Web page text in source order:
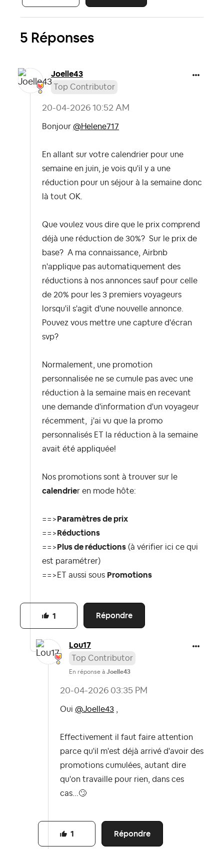
5 Réponses
Joelle43
Top Contributor
‎20-04-2026 10:52 AM
Bonjour @Helene717
En allant sur votre calendrier pour une
semaine en juin, je vois qu'il y a une
réduction pour un séjour à la semaine donc
là tout OK.
Que voulez vous dire que le prix comprend
déjà une réduction de 30%? Sur le prix de
base? A ma connaissance, Airbnb
n'applique pas automatiquement des
réductions à nos annonces sauf pour celle
de 20% pour les 3 premiers voyageurs
lorsqu'il s'agit d'une nouvelle annonce.
Pouvez vous mettre une capture d'écran
svp?
Normalement, une promotion
personnalisée ne se cumule pas avec une
réduction à la semaine mais en recevant
une demande d'information d'un voyageur
récemment, j'ai vu que la promo
personnalisés ET la réduction à la semaine
avait été appliquée!
Nos promotions sont à trouver sur le
calendrier en mode hôte:
==> Paramètres de prix
==> Réductions
==> Plus de réductions (à vérifier ici ce qui
est paramétrer)
==>ET aussi sous Promotions
Répondre
1
Lou17
Top Contributor
En réponse à Joelle43
‎20-04-2026 03:35 PM
Oui @Joelle43
Effectivement il faut faire attention
parce qu'il m'est déjà arrivé d'avoir des
promotions cumulées, autant dire
qu'on travaille pour rien, dans ces
cas... 🙄
Répondre
1